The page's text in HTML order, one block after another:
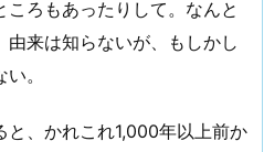
ろもあったりして。なんと
来は知らないが、もしかし
。
、かれこれ1,000年以上前か